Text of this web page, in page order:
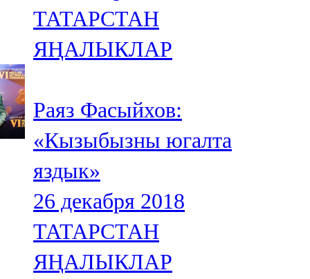
ТАТАРСТАН
ЯҢАЛЫКЛАР
Раяз Фасыйхов:
«Кызыбызны югалта
яздык»
26 декабря 2018
ТАТАРСТАН
ЯҢАЛЫКЛАР